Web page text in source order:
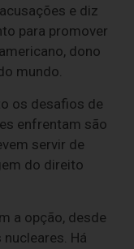
e diz
para promover
dono
mundo.
os desafios de
enfrentam são
servir de
do direito
a opção, desde
Há